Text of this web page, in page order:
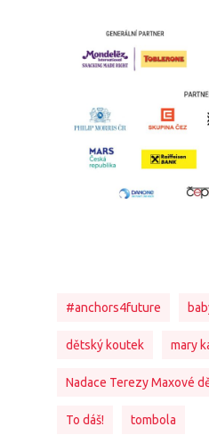
#anchors4future
dětský koutek mary
Nadace Terezy Maxové
To dáš! tombola